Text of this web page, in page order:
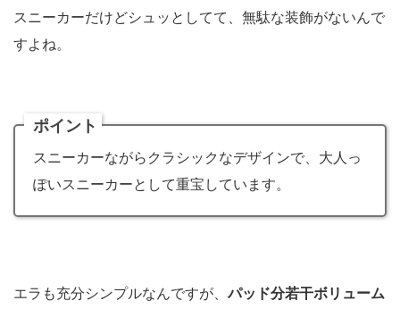
スニーカーだけどシュッとしてて、無駄な装飾がないんで
すよね。
ポイント
スニーカーながらクラシックなデザインで、大人っ
ぽいスニーカーとして重宝しています。
エラも充分シンプルなんですが、パッド分若干ボリューム